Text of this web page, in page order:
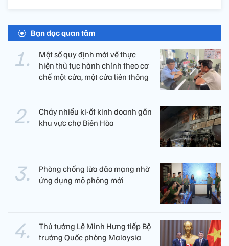
Bạn đọc quan tâm
Một số quy định mới về thực
hiện thủ tục hành chính theo cơ
chế một cửa, một cửa liên thông
Cháy nhiều ki-ốt kinh doanh gần
khu vực chợ Biên Hòa
Phòng chống lừa đảo mạng nhờ
ứng dụng mô phỏng mới
Thủ tướng Lê Minh Hưng tiếp Bộ
trưởng Quốc phòng Malaysia